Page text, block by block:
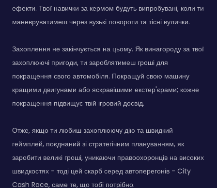
ефекти. Твої навички за кермом будуть випробувані, коли ти
маневруватимеш через вузькі повороти та тісні вулички.
Захоплення не закінчується на цьому. Як винагороду за твої
захоплюючі пригоди, ти зароблятимеш гроші для
покращення свого автомобіля. Покращуй свою машину
кращими двигунами або яскравішими екстер'єрами; кожне
покращення підвищує твій ігровий досвід.
Отже, якщо ти любиш захоплюючу дію та швидкий
геймплей, поєднаний зі стратегічним плануванням, як
заробити великі гроші, уникаючи правоохоронців на високих
швидкостях - тоді цей скарб серед автоперегонів - City
Cash Race, саме те, що тобі потрібно.